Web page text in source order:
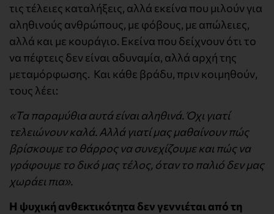
τις τέλειες καταλήξεις, αλλά εκείνα που μιλούν για
αληθινούς ανθρώπους, με φόβους, με απώλειες,
αλλά και με κουράγιο. Εκείνα που δείχνουν ότι το
να πέφτεις δεν είναι αδυναμία, αλλά αρχή της
μεταμόρφωσης. Και κάθε βράδυ, πριν κοιμηθούν,
τους λέει:
«Τα παραμύθια αυτά είναι αληθινά. Όχι γιατί
τελειώνουν καλά. Αλλά γιατί μας μαθαίνουν πώς
βρίσκουμε το θάρρος να συνεχίζουμε και πώς να
γράφουμε το δικό μας τέλος, όταν το παλιό δεν μας
χωράει πια».
Η ψυχική ανθεκτικότητα δεν γεννιέται από τη